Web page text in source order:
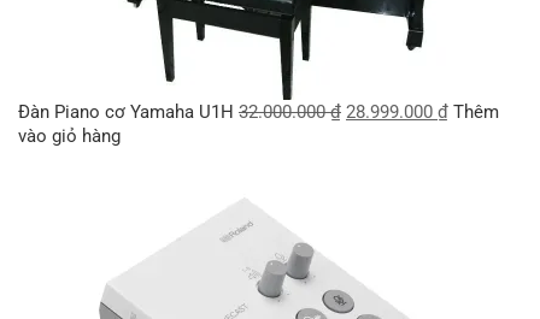
Đàn Piano cơ Yamaha U1H 32.000.000₫ 28.999.000 ₫ Thêm
vào giỏ hàng